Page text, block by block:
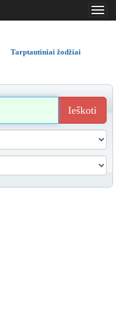
..
..
Tarptautiniai žodžiai
Ieškoti